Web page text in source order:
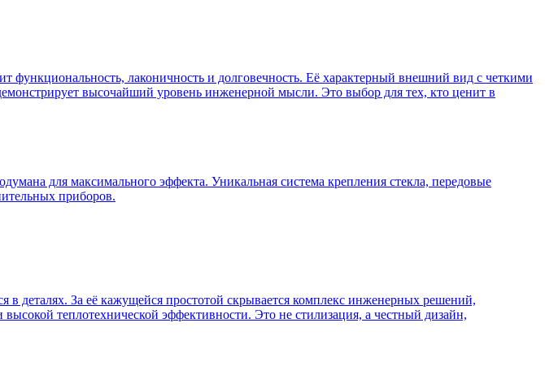
функциональность, лаконичность и долговечность. Её характерный внешний вид с четкими
высочайший уровень инженерной мысли. Это выбор для тех, кто ценит в
для максимального эффекта. Уникальная система крепления стекла, передовые
приборов.
деталях. За её кажущейся простотой скрывается комплекс инженерных решений,
теплотехнической эффективности. Это не стилизация, а честный дизайн,